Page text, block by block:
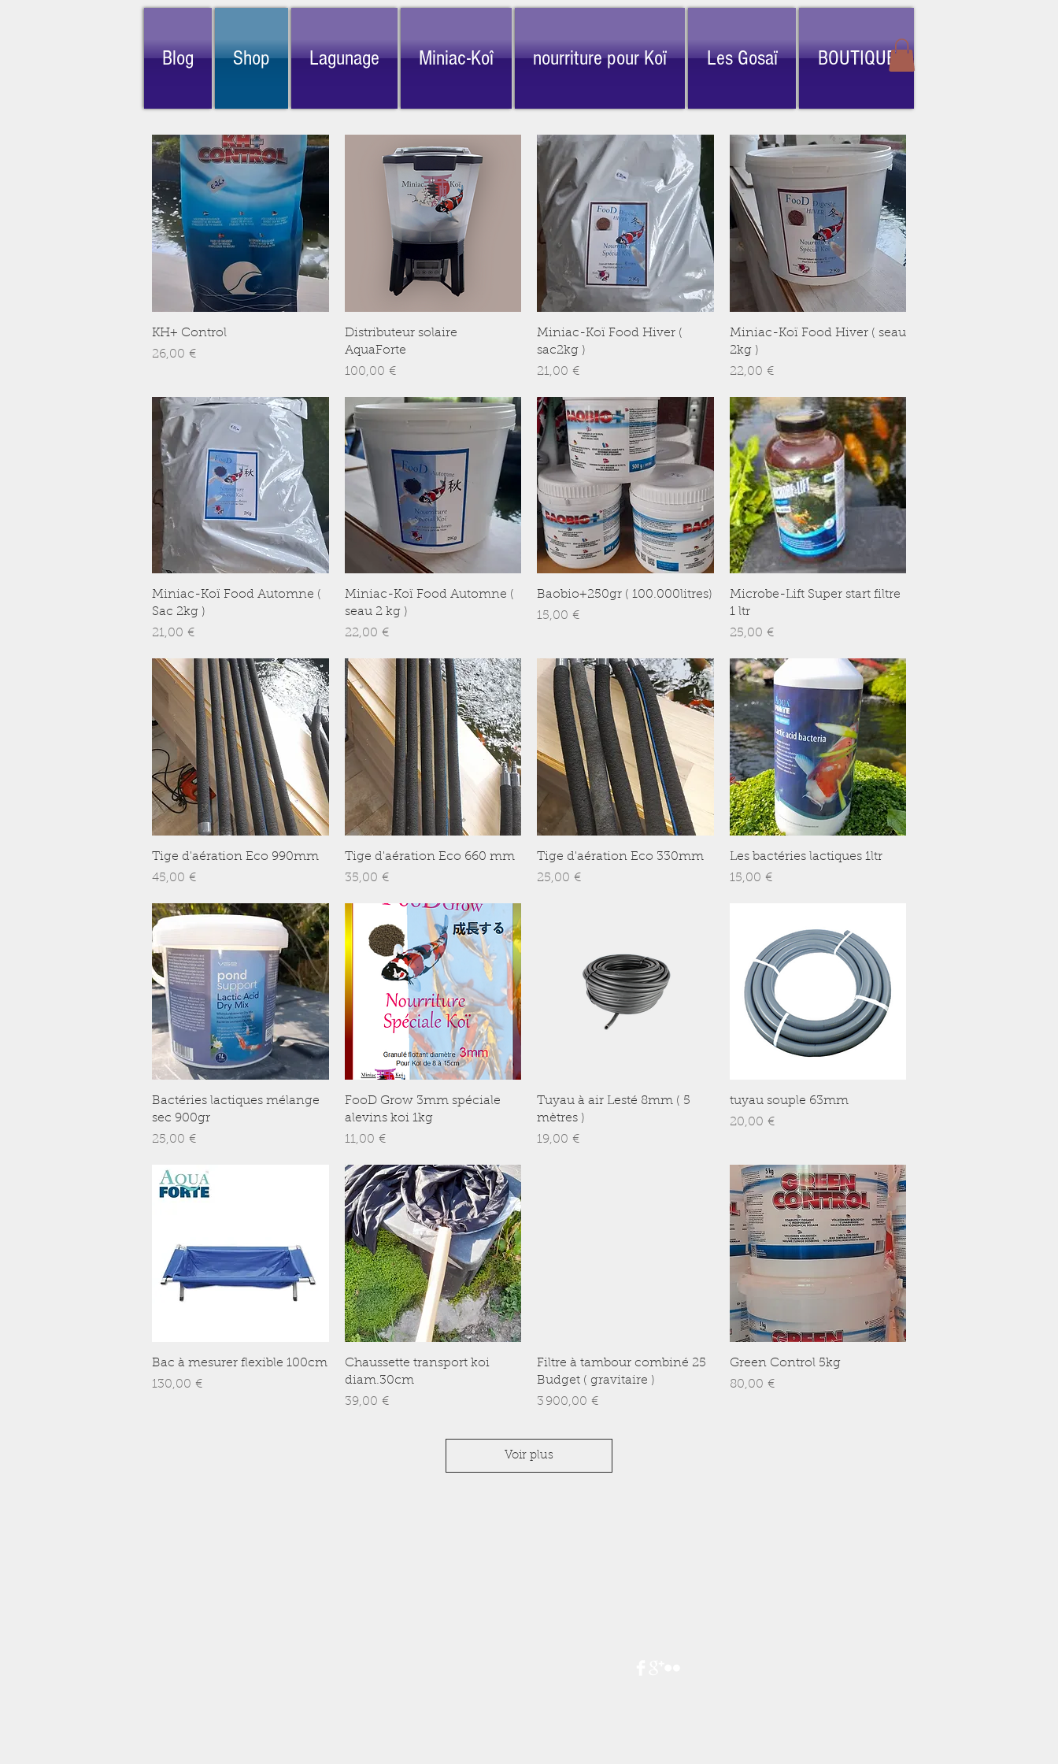
BOUTIQUE
Les Gosaï
nourriture pour Koï
Miniac-Koî
Lagunage
Shop
Blog
Aperçu rapide
KH+ Control
Prix
26,00 €
Aperçu rapide
Distributeur solaire
AquaForte
Prix
100,00 €
Aperçu rapide
Miniac-Koï Food Hiver (
sac2kg )
Prix
21,00 €
Aperçu rapide
Miniac-Koï Food Hiver ( seau
2kg )
Prix
22,00 €
Aperçu rapide
Miniac-Koï Food Automne (
Sac 2kg )
Prix
21,00 €
Aperçu rapide
Miniac-Koï Food Automne (
seau 2 kg )
Prix
22,00 €
Aperçu rapide
Baobio+250gr ( 100.000litres)
Prix
15,00 €
Aperçu rapide
Microbe-Lift Super start filtre
1 ltr
Prix
25,00 €
Aperçu rapide
Tige d'aération Eco 990mm
Prix
45,00 €
Aperçu rapide
Tige d'aération Eco 660 mm
Prix
35,00 €
Aperçu rapide
Tige d'aération Eco 330mm
Prix
25,00 €
Aperçu rapide
Les bactéries lactiques 1ltr
Prix
15,00 €
Aperçu rapide
Bactéries lactiques mélange
sec 900gr
Prix
25,00 €
Aperçu rapide
FooD Grow 3mm spéciale
alevins koi 1kg
Prix
11,00 €
Aperçu rapide
Tuyau à air Lesté 8mm ( 5
mètres )
Prix
19,00 €
Aperçu rapide
tuyau souple 63mm
Prix
20,00 €
Aperçu rapide
Bac à mesurer flexible 100cm
Prix
130,00 €
Aperçu rapide
Chaussette transport koi
diam.30cm
Prix
39,00 €
Aperçu rapide
Filtre à tambour combiné 25
Budget ( gravitaire )
Prix
3 900,00 €
Aperçu rapide
Green Control 5kg
Prix
80,00 €
Voir plus